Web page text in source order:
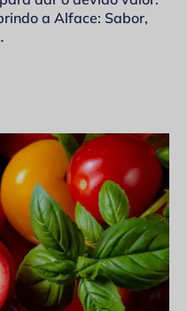
a Alface: Sabor,